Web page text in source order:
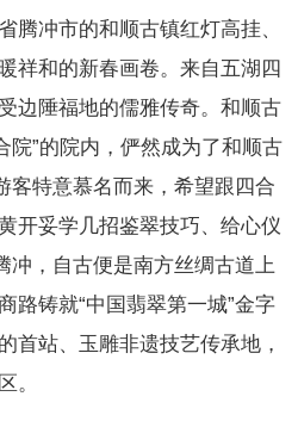
冲市的和顺古镇红灯高挂、
祥和的新春画卷。来自五湖四
边陲福地的儒雅传奇。和顺古
院”的院内，俨然成为了和顺古
客特意慕名而来，希望跟四合
开妥学几招鉴翠技巧、给心仪
冲，自古便是南方丝绸古道上
路铸就“中国翡翠第一城”金字
首站、玉雕非遗技艺传承地，
。